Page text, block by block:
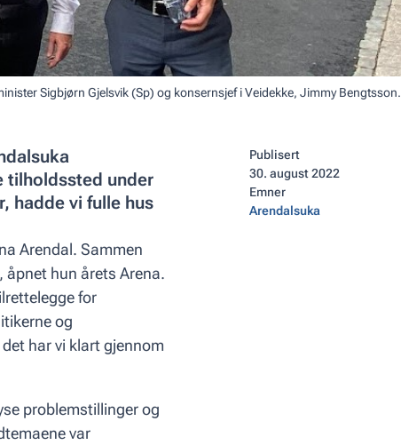
Sigbjørn Gjelsvik (Sp) og konsernsjef i Veidekke, Jimmy Bengtsson.
tilholdssted under
hadde vi fulle hus
Arendal. Sammen
åpnet hun årets Arena.
for
og
har vi klart gjennom
problemstillinger og
var
Publisert
30. august 2022
Emner
Arendalsuka